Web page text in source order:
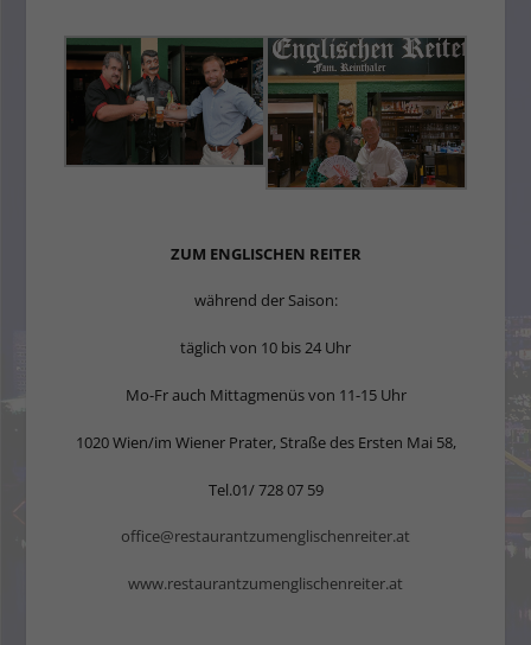
ZUM ENGLISCHEN REITER
während der Saison:
täglich von 10 bis 24 Uhr
Mo-Fr auch Mittagmenüs von 11-15 Uhr
1020 Wien/im Wiener Prater, Straße des Ersten Mai 58,
Tel.01/ 728 07 59
office@restaurantzumenglischenreiter.at
www.restaurantzumenglischenreiter.at